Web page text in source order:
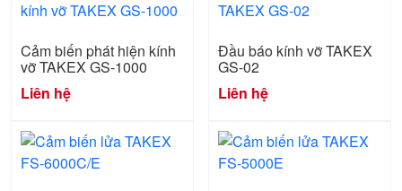
Cảm biến phát hiện kính
vỡ TAKEX GS-1000
Liên hệ
Đầu báo kính vỡ TAKEX
GS-02
Liên hệ